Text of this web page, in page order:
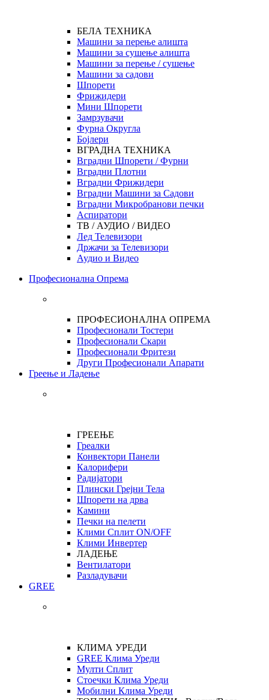
БЕЛА ТЕХНИКА
Машини за перење алишта
Машини за сушење алишта
Машини за перење / сушење
Машини за садови
Шпорети
Фрижидери
Мини Шпорети
Замрзувачи
Фурна Округла
Бојлери
ВГРАДНА ТЕХНИКА
Вградни Шпорети / Фурни
Вградни Плотни
Вградни Фрижидери
Вградни Машини за Садови
Вградни Микробранови печки
Аспиратори
ТВ / АУДИО / ВИДЕО
Лед Телевизори
Држачи за Телевизори
Аудио и Видео
Професионална Опрема
ПРОФЕСИОНАЛНА ОПРЕМА
Професионали Тостери
Професионали Скари
Професионали Фритези
Други Професионали Апарати
Греење и Ладење
ГРЕЕЊЕ
Греалки
Конвектори Панели
Калорифери
Радијатори
Плински Грејни Тела
Шпорети на дрва
Камини
Печки на пелети
Клими Сплит ON/OFF
Клими Инвертер
ЛАДЕЊЕ
Вентилатори
Разладувачи
GREE
КЛИМА УРЕДИ
GREE Клима Уреди
Мулти Сплит
Стоечки Клима Уреди
Мобилни Клима Уреди